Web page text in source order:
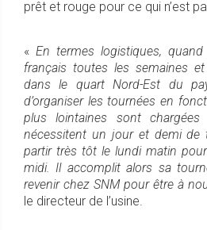
prêt et rouge pour ce qui n’est
« En termes logistiques,
français toutes les semaines
dans le quart Nord-Est du
d’organiser les tournées en
plus lointaines sont
nécessitent un jour et demi de
partir très tôt le lundi matin
midi. Il accomplit alors sa
revenir chez SNM pour être à
le directeur de l’usine.